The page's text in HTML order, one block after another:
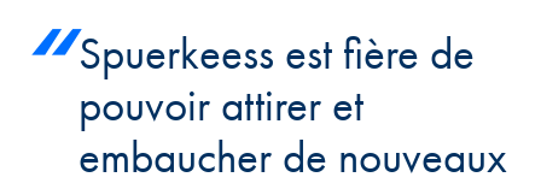
Spuerkeess est fière de
pouvoir attirer et
embaucher de nouveaux